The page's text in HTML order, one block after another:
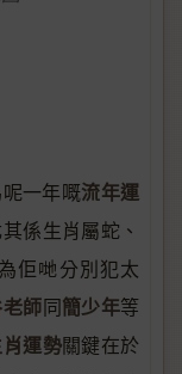
一年嘅流年運
係生肖屬蛇、
佢哋分別犯太
師同簡少年等
運勢關鍵在於